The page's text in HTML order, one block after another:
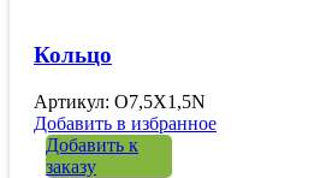
Кольцо
Артикул: O7,5X1,5N
Добавить в избранное
Добавить к
заказу